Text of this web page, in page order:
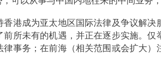
香港成为亚太地区国际法律及争议解
所未有的机遇，并正在逐步实施。
事务；在前海（相关范围或会扩大